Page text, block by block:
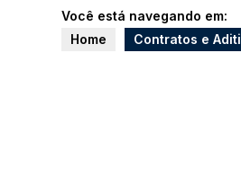
Você está navegando em:
Home
Contratos e